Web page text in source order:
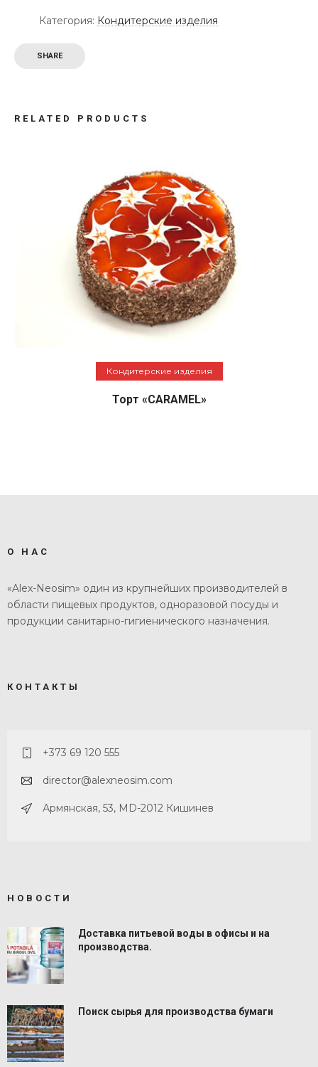
Категория: Кондитерские изделия
SHARE
RELATED PRODUCTS
Подробнее
Кондитерские изделия
Торт «CARAMEL»
О НАС
«Alex-Neosim» один из крупнейших производителей в
области пищевых продуктов, одноразовой посуды и
продукции санитарно-гигиенического назначения.
КОНТАКТЫ
+373 69 120 555
director@alexneosim.com
Армянская, 53, MD-2012 Кишинев
НОВОСТИ
Доставка питьевой воды в офисы и на
производства.
Поиск сырья для производства бумаги